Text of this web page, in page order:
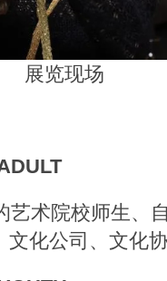
展览现场
艺术院校师生、
文化公司、文化